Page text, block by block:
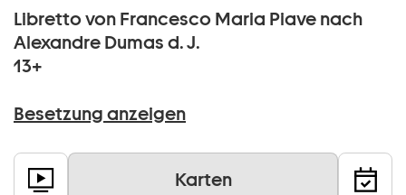
Libretto von Francesco Maria Piave nach
Alexandre Dumas d. J.
13+
Besetzung anzeigen
Karten